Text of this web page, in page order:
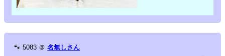
🐾 5083 ＠ 名無しさん